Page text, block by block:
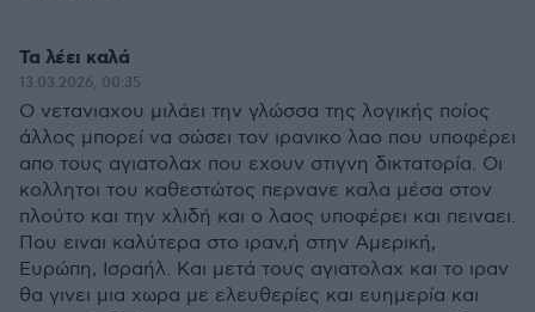
Τα λέει καλά
13.03.2026, 00:35
Ο νετανιαχου μιλάει την γλώσσα της λογικής ποίος
άλλος μπορεί να σώσει τον ιρανικο λαο που υποφέρει
απο τους αγιατολαχ που εχουν στιγνη δικτατορία. Οι
κολλητοι του καθεστώτος περνανε καλα μέσα στον
πλούτο και την χλιδή και ο λαος υποφέρει και πειναει.
Που ειναι καλύτερα στο ιραν,ή στην Αμερική,
Ευρώπη, Ισραήλ. Και μετά τους αγιατολαχ και το ιραν
θα γινει μια χωρα με ελευθερίες και ευημερία και